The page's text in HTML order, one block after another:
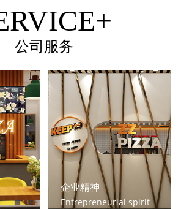
公司服务
企业精神
Entrepreneurial spirit